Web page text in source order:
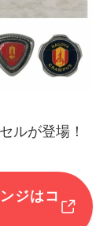
ルが登場！
ジはコ